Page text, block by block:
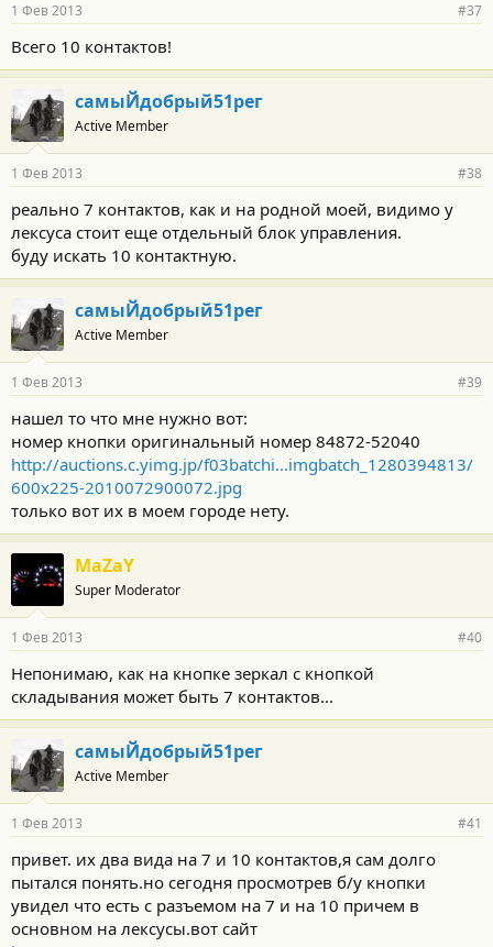
1 Фев 2013 #37
Всего 10 контактов!
самыЙдобрый51рег
Active Member
1 Фев 2013 #38
реально 7 контактов, как и на родной моей, видимо у
лексуса стоит еще отдельный блок управления.
буду искать 10 контактную.
самыЙдобрый51рег
Active Member
1 Фев 2013 #39
нашел то что мне нужно вот:
номер кнопки оригинальный номер 84872-52040
http://auctions.c.yimg.jp/f03batchi...imgbatch_1280394813/
600x225-2010072900072.jpg
только вот их в моем городе нету.
MaZaY
Super Moderator
1 Фев 2013 #40
Непонимаю, как на кнопке зеркал с кнопкой
складывания может быть 7 контактов...
самыЙдобрый51рег
Active Member
1 Фев 2013 #41
привет. их два вида на 7 и 10 контактов,я сам долго
пытался понять.но сегодня просмотрев б/у кнопки
увидел что есть с разъемом на 7 и на 10 причем в
основном на лексусы.вот сайт